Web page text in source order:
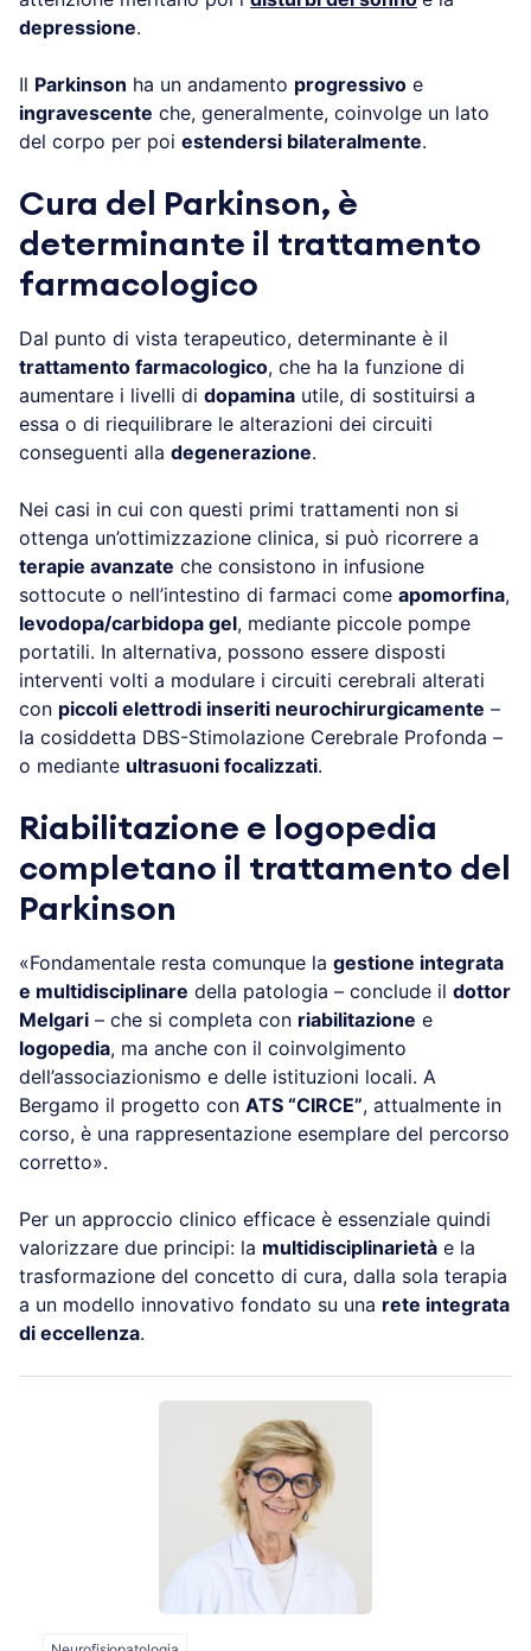
depressione.
Il Parkinson ha un andamento progressivo e
ingravescente che, generalmente, coinvolge un lato
del corpo per poi estendersi bilateralmente.
Cura del Parkinson, è
determinante il trattamento
farmacologico
Dal punto di vista terapeutico, determinante è il
trattamento farmacologico, che ha la funzione di
aumentare i livelli di dopamina utile, di sostituirsi a
essa o di riequilibrare le alterazioni dei circuiti
conseguenti alla degenerazione.
Nei casi in cui con questi primi trattamenti non si
ottenga un’ottimizzazione clinica, si può ricorrere a
terapie avanzate che consistono in infusione
sottocute o nell’intestino di farmaci come apomorfina,
levodopa/carbidopa gel, mediante piccole pompe
portatili. In alternativa, possono essere disposti
interventi volti a modulare i circuiti cerebrali alterati
con piccoli elettrodi inseriti neurochirurgicamente –
la cosiddetta DBS-Stimolazione Cerebrale Profonda –
o mediante ultrasuoni focalizzati.
Riabilitazione e logopedia
completano il trattamento del
Parkinson
«Fondamentale resta comunque la gestione integrata
e multidisciplinare della patologia – conclude il dottor
Melgari – che si completa con riabilitazione e
logopedia, ma anche con il coinvolgimento
dell’associazionismo e delle istituzioni locali. A
Bergamo il progetto con ATS “CIRCE”, attualmente in
corso, è una rappresentazione esemplare del percorso
corretto».
Per un approccio clinico efficace è essenziale quindi
valorizzare due principi: la multidisciplinarietà e la
trasformazione del concetto di cura, dalla sola terapia
a un modello innovativo fondato su una rete integrata
di eccellenza.